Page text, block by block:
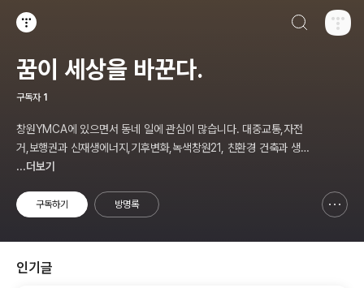
꿈이 세상을 바꾼다.
구독자 1
창원YMCA에 있으면서 동네 일에 관심이 많습니다. 대중교통,자전
거,보행권과 신재생에너지,기후변화,녹색창원21, 친환경 건축과 생태
주거단지,투명사회,소비자문제,마을만들기등... 주민의 힘으로 더욱
...더보기
구독하기 방명록
인기글